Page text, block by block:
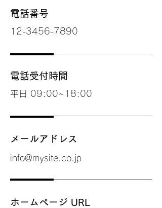
電話番号
12-3456-7890
電話受付時間
平日 09:00~18:00
メールアドレス
info@mysite.co.jp
ホームページ URL